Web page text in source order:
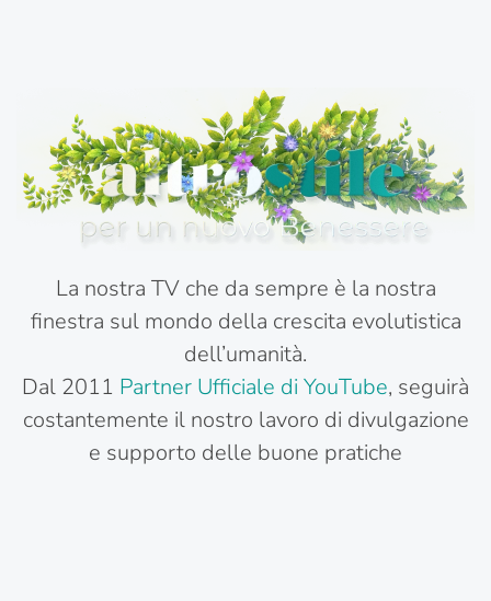
La nostra TV che da sempre è la nostra
finestra sul mondo della crescita evolutistica
dell’umanità.
Dal 2011 Partner Ufficiale di YouTube, seguirà
costantemente il nostro lavoro di divulgazione
e supporto delle buone pratiche